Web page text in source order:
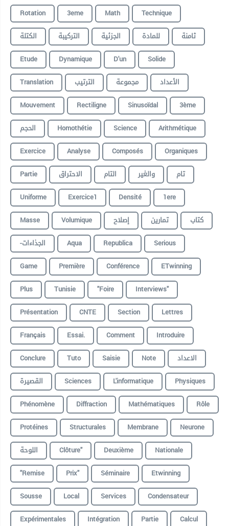
Rotation 3eme Math
Technique
الكتلة
التركيبة الجزئية للمادة
ثامنة
Etude
Dynamique D'un
Solide
Translation
الترتيب مجموعة
الأعداد
Mouvement
Rectiligne Sinusoïdal
3ème
الحجم
Homothétie Science
Arithmétique
Exercice
Analyse Composés
Organiques
Partie
الاحتراق التام والغير
تام
Uniforme
Exercice1 Densité
1ere
Masse
Volumique إصلاح تمارين
كتاب
-الجذاءات
Aqua Republica
Serious
Game
Première Conférence
ETwinning
Plus
Tunisie "foire
Interviews"
Présentation
CNTE Section
Lettres
Français
Essai. Comment
Introduire
Conclure
Tuto Saisie Note
الاعداد
القصيرة
Sciences L'informatique
Physiques
Phénomène
Diffraction Mathématiques
Rôle
Protéines
Structurales Membrane
Neurone
اللوحة
Clôture" Deuxième
Nationale
"remise
Prix" Séminaire
Etwinning
Sousse
Local Services
Condensateur
Expérimentales
Intégration Partie
Calcul